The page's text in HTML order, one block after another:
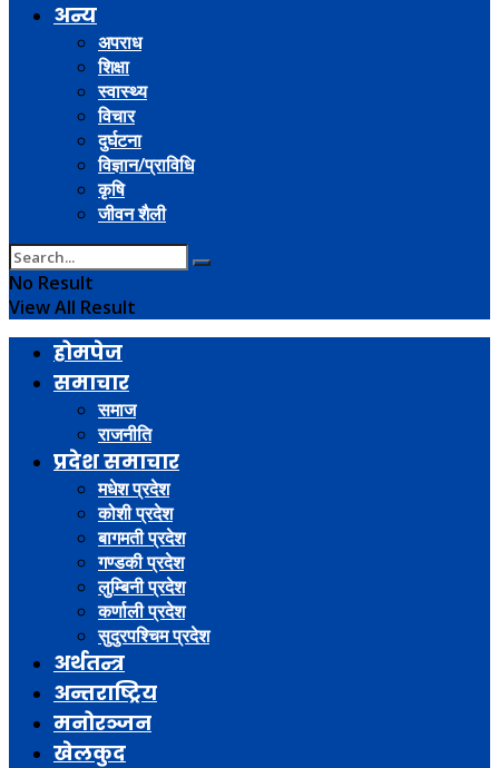
अन्य
अपराध
शिक्षा
स्वास्थ्य
विचार
दुर्घटना
विज्ञान/प्राविधि
कृषि
जीवन शैली
No Result
View All Result
होमपेज
समाचार
समाज
राजनीति
प्रदेश समाचार
मधेश प्रदेश
कोशी प्रदेश
बागमती प्रदेश
गण्डकी प्रदेश
लुम्बिनी प्रदेश
कर्णाली प्रदेश
सुदुरपश्चिम प्रदेश
अर्थतन्त्र
अन्तराष्ट्रिय
मनोरञ्जन
खेलकुद